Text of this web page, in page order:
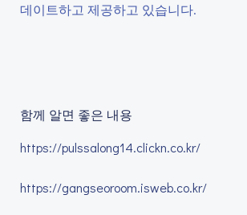
데이트하고 제공하고 있습니다.
함께 알면 좋은 내용
https://pulssalong14.clickn.co.kr/
https://gangseoroom.isweb.co.kr/